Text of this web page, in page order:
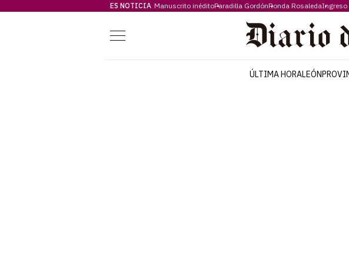
ES NOTICIA Manuscrito inéditoParadilla GordónRonda Rosaleda
Menú
ÚLTIMA HORALEÓN